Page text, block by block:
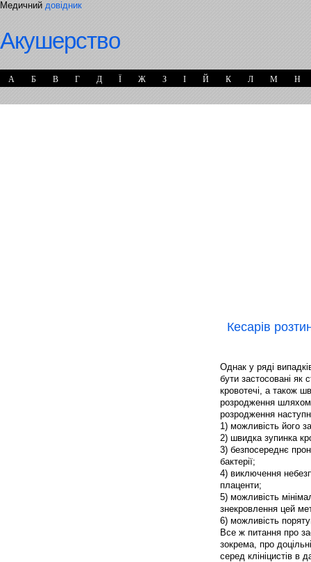
Медичний довідник
Акушерство
А Б В Г Д Ї Ж З І Й К Л М Н
Кесарів
Однак у ряді
бути застосовані як
кровотечі, а також
розродження шляхом
розродження
1) можливість його
2) швидка зупинка
3) безпосереднє
бактерії;
4) виключення
плаценти;
5) можливість
знекровлення цей
6) можливість
Все ж питання про
зокрема, про
серед клініцистів в